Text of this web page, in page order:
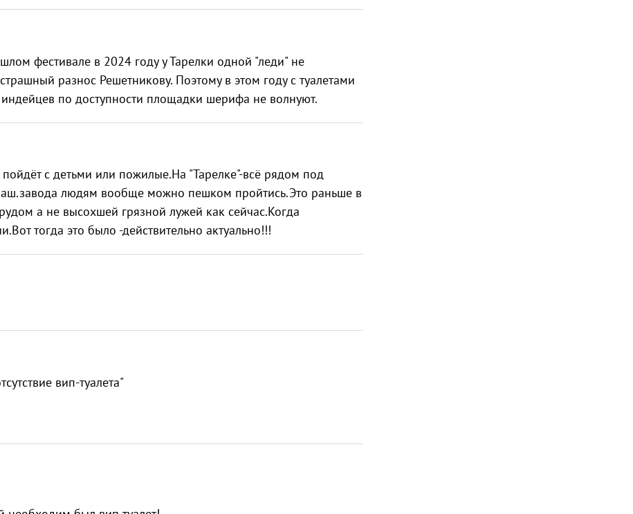
фестивале в 2024 году у Тарелки одной "леди" не
разнос Решетникову. Поэтому в этом году с туалетами
по доступности площадки шерифа не волнуют.
с детьми или пожилые.На "Тарелке"-всё рядом под
людям вообще можно пешком пройтись.Это раньше в
а не высохшей грязной лужей как сейчас.Когда
тогда это было -действительно актуально!!!
вип-туалета"